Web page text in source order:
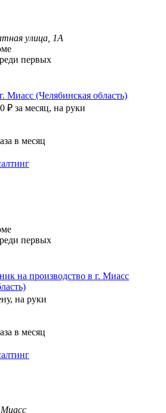
улица, 1А
первых
Миасс (Челябинская область)
₽ за месяц, на руки
в месяц
первых
на производство в г. Миасс
на руки
в месяц
Миасс